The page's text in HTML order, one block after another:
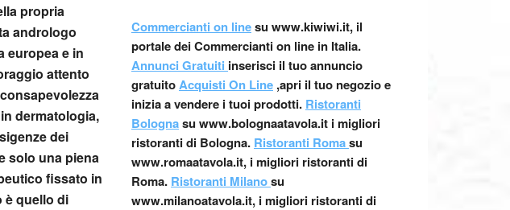
propria
andrologo
europea e in
attento
dermatologia,
dei
solo una piena
fissato in
è quello di
Commercianti on linesu www.kiwiwi.it, il
portale dei Commercianti on line in Italia.
Annunci Gratuiti inserisci il tuo annuncio
gratuitoAcquisti On Line ,apri il tuo negozio e
inizia a vendere i tuoi prodotti. Ristoranti
Bolognasu www.bolognaatavola.it i migliori
ristoranti di Bologna. Ristoranti Romasu
www.romaatavola.it, i migliori ristoranti di
Roma. Ristoranti Milanosu
www.milanoatavola.it, i migliori ristoranti di